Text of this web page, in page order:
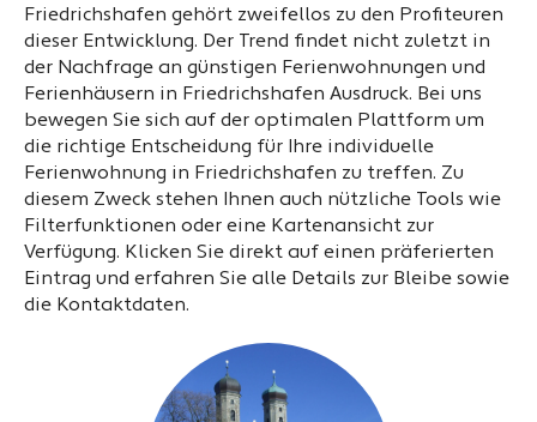
Friedrichshafen gehört zweifellos zu den Profiteuren
dieser Entwicklung. Der Trend findet nicht zuletzt in
der Nachfrage an günstigen Ferienwohnungen und
Ferienhäusern in Friedrichshafen Ausdruck. Bei uns
bewegen Sie sich auf der optimalen Plattform um
die richtige Entscheidung für Ihre individuelle
Ferienwohnung in Friedrichshafen zu treffen. Zu
diesem Zweck stehen Ihnen auch nützliche Tools wie
Filterfunktionen oder eine Kartenansicht zur
Verfügung. Klicken Sie direkt auf einen präferierten
Eintrag und erfahren Sie alle Details zur Bleibe sowie
die Kontaktdaten.